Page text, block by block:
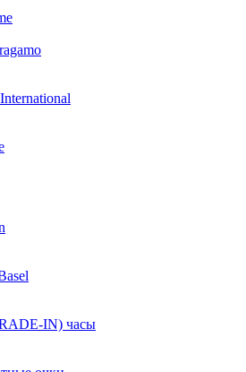
IN) часы